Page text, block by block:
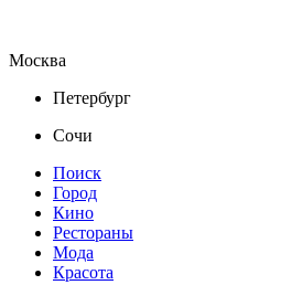
Москва
Петербург
Сочи
Поиск
Город
Кино
Рестораны
Мода
Красота